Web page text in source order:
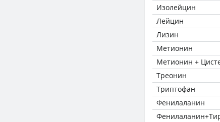
Изолейцин
Лейцин
Лизин
Метионин
Метионин +
Треонин
Триптофан
Фенилаланин